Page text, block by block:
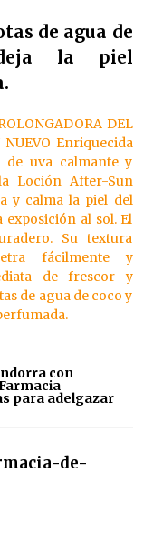
75ml
de agua de
la piel
con
para adelgazar
de-